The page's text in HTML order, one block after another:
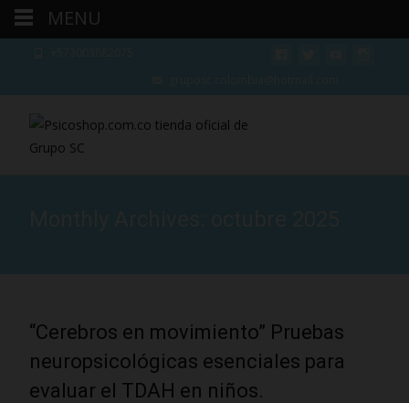
“Cerebros en movimiento” Pruebas
neuropsicológicas esenciales para
evaluar el TDAH en niños.
MENU